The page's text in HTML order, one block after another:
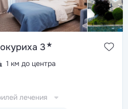
3★
1 км до центра
лечения